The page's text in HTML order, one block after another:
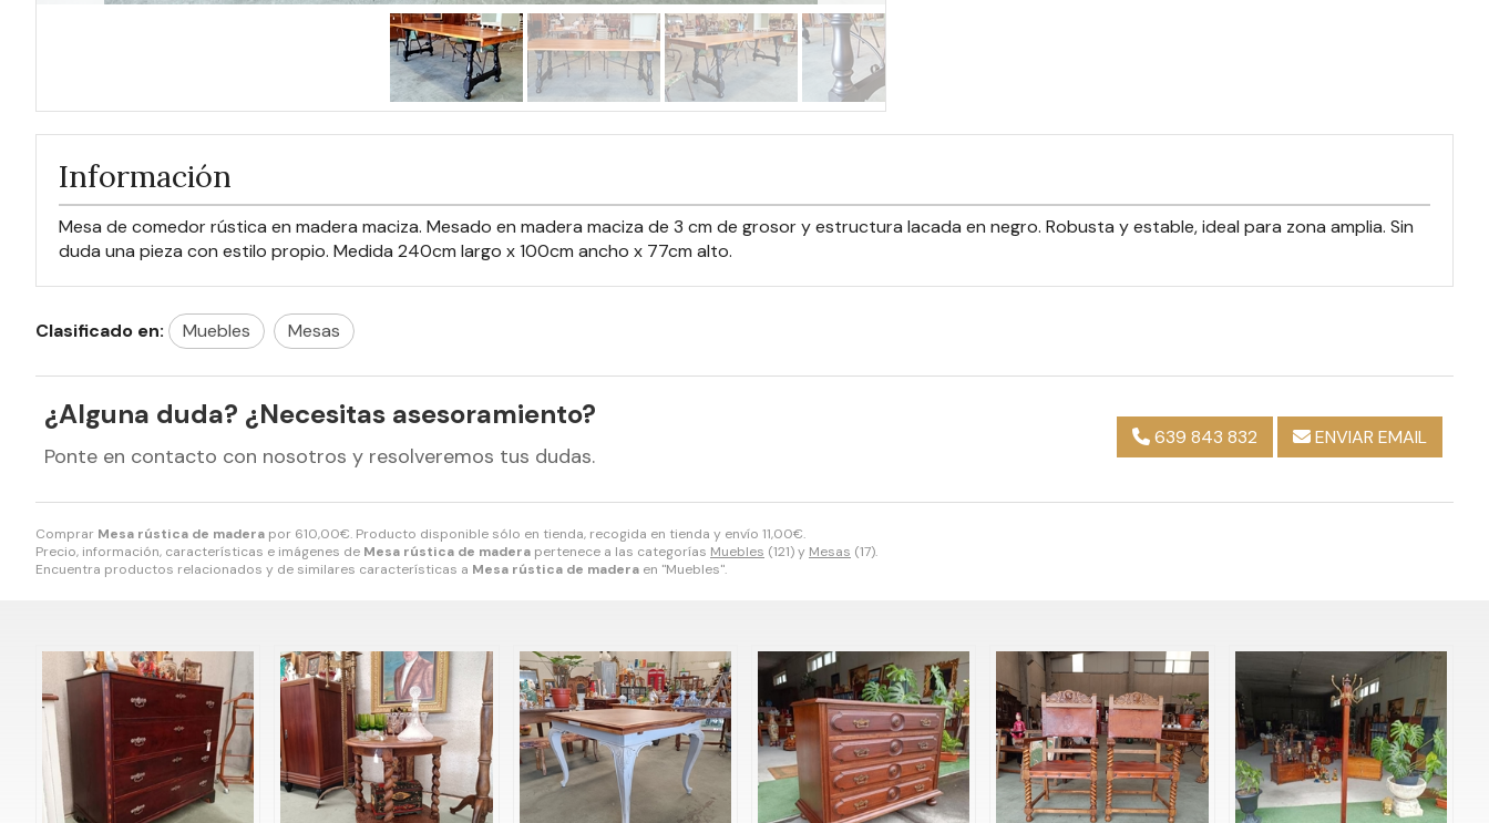
Comprar Mesa rústica de madera por 610,00€. Producto disponible sólo en tienda, recogida en tienda y envío 11,00€.
Precio, información, características e imágenes de Mesa rústica de madera pertenece a las categorías Muebles (121) y Mesas (17).
Encuentra productos relacionados y de similares características a Mesa rústica de madera en "Muebles".
Información
Mesa de comedor rústica en madera maciza. Mesado en madera maciza de 3 cm de grosor y estructura lacada en negro. Robusta y estable, ideal para zona amplia. Sin
duda una pieza con estilo propio. Medida 240cm largo x 100cm ancho x 77cm alto.
Clasificado en: Muebles Mesas
¿Alguna duda? ¿Necesitas asesoramiento?
Ponte en contacto con nosotros y resolveremos tus dudas.
639 843 832 ENVIAR EMAIL